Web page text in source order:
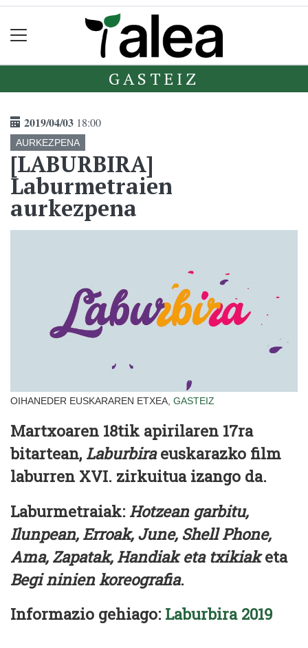
GASTEIZ
2019/04/03 18:00
AURKEZPENA
[LABURBIRA]
Laburmetraien
aurkezpena
OIHANEDER EUSKARAREN ETXEA, GASTEIZ
Martxoaren 18tik apirilaren 17ra
bitartean, Laburbiraeuskarazko film
laburren XVI. zirkuitua izango da.
Laburmetraiak: Hotzean garbitu,
Ilunpean, Erroak, June, Shell Phone,
Ama, Zapatak, Handiak eta txikiaketa
Begi ninien koreografia.
Informazio gehiago: Laburbira 2019